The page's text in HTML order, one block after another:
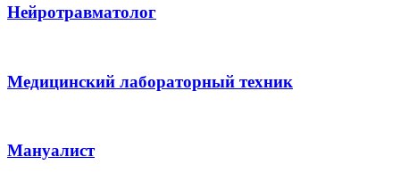
Нейротравматолог
Медицинский лабораторный техник
Мануалист